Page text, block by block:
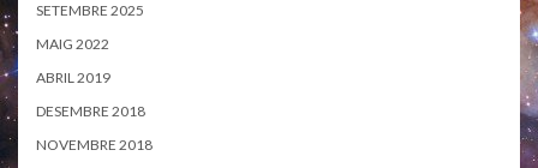
SETEMBRE 2025
MAIG 2022
ABRIL 2019
DESEMBRE 2018
NOVEMBRE 2018